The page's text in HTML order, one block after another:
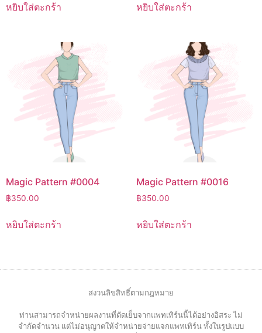
หยิบใส่ตะกร้า หยิบใส่ตะกร้า
Magic Pattern #0004
฿350.00
หยิบใส่ตะกร้า
Magic Pattern #0016
฿350.00
หยิบใส่ตะกร้า
สงวนลิขสิทธิ์ตามกฎหมาย
ท่านสามารถจำหน่ายผลงานที่ตัดเย็บจากแพทเทิร์นนี้ได้อย่างอิสระ ไม่
จำกัดจำนวน แต่ไม่อนุญาตให้จำหน่ายจ่ายแจกแพทเทิร์น ทั้งในรูปแบบ